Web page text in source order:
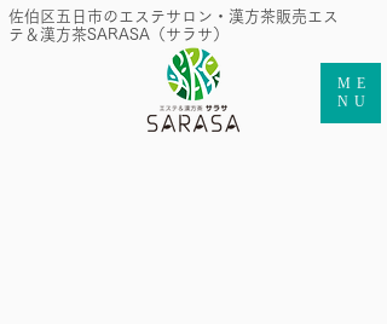
​佐伯区五日市のエステサロン・漢方茶販売エス
テ＆漢方茶SARASA（サラサ）
ME
NU